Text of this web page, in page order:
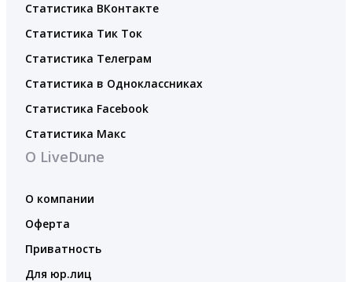
Статистика ВКонтакте
Статистика Тик Ток
Статистика Телеграм
Статистика в Одноклассниках
Статистика Facebook
Статистика Макс
О LiveDune
О компании
Оферта
Приватность
Для юр.лиц